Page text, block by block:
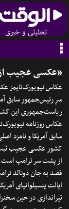
عکسی عجیب از لحظه عبور گلوله از پشت سرِ «ترامپ»
عکاس نیویورک‌تایمز
سرِ رئیس‌جمهور سابق
ریاست‌جمهوری این
عکاس روزنامه
سابق آمریکا و نامزد
کشور عکسی عجیب ثبت
از پشت سر ترامپ است.
قصد به جان دونالد
ایالت پنسیلوانیای
تیراندازی در حین